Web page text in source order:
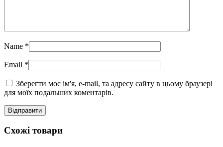
Name *
Email *
Зберегти моє ім'я, e-mail, та адресу сайту в цьому браузері
для моїх подальших коментарів.
Схожі товари